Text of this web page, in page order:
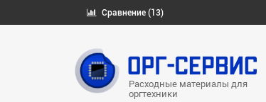
Сравнение (13)
Расходные материалы для
оргтехники